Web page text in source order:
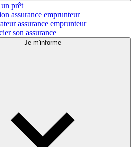
prêt
assurance emprunteur
assurance emprunteur
son assurance
Je m'informe